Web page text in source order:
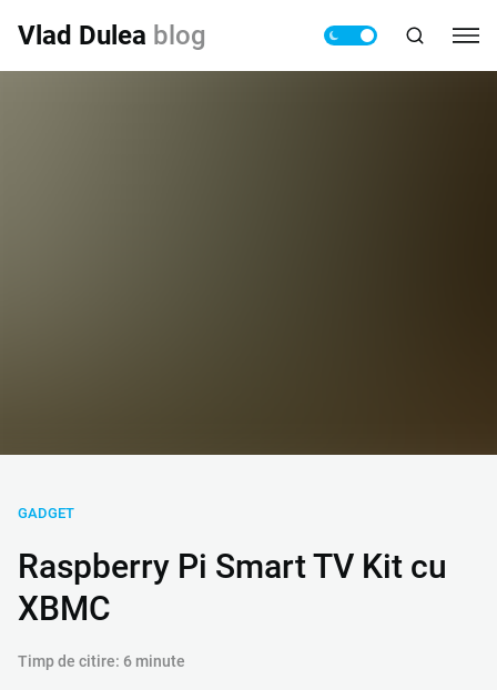
Vlad Dulea blog
GADGET
Raspberry Pi Smart TV Kit cu
XBMC
Timp de citire: 6 minute